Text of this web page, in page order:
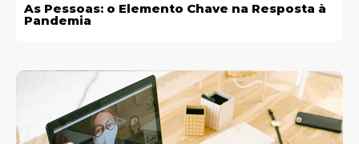
As Pessoas: o Elemento Chave na Resposta à
Pandemia